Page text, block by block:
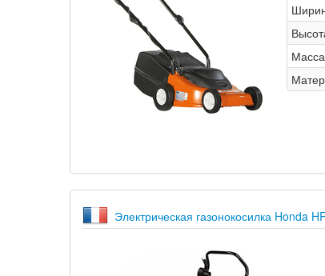
Электрическая газонокосилка Honda